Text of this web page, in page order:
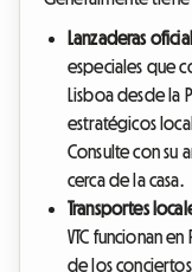
Lanzaderas
especiales que
Lisboa desde la
estratégicos
Consulte con su
cerca de la casa.
Transportes
VTC funcionan
de los